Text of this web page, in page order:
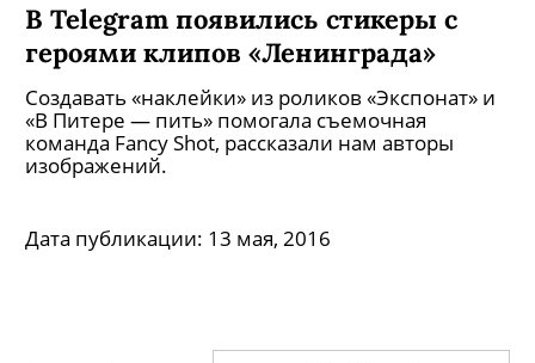
В Telegram появились стикеры с
героями клипов «Ленинграда»
Создавать «наклейки» из роликов «Экспонат» и
«В Питере — пить» помогала съемочная
команда Fancy Shot, рассказали нам авторы
изображений.
Дата публикации: 13 мая, 2016